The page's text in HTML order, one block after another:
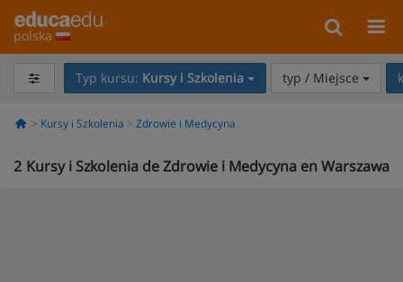
polska
Typ kursu: Kursy i Szkolenia typ / Miejsce
Kursy i Szkolenia Zdrowie i Medycyna
2 Kursy i Szkolenia de Zdrowie i Medycyna en Warszawa